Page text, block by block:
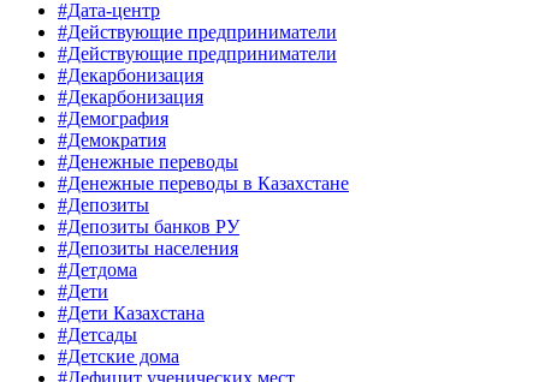
#Дата-центр
#Действующие предприниматели
#Действующие предприниматели
#Декарбонизация
#Декарбонизация
#Демография
#Демократия
#Денежные переводы
#Денежные переводы в Казахстане
#Депозиты
#Депозиты банков РУ
#Депозиты населения
#Детдома
#Дети
#Дети Казахстана
#Детсады
#Детские дома